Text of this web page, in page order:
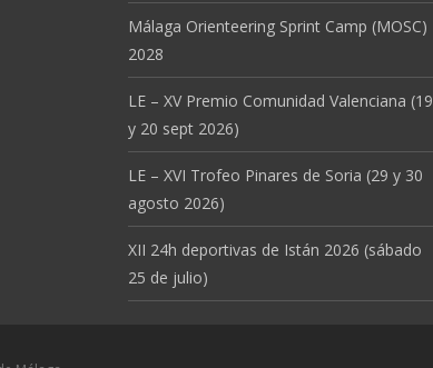
Málaga Orienteering Sprint Camp (MOSC)
2028
LE – XV Premio Comunidad Valenciana (19
y 20 sept 2026)
LE – XVI Trofeo Pinares de Soria (29 y 30
agosto 2026)
XII 24h deportivas de Istán 2026 (sábado
25 de julio)